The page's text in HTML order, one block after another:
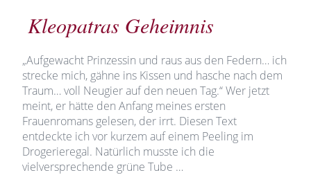
Kleopatras Geheimnis
„Aufgewacht Prinzessin und raus aus den Federn… ich
strecke mich, gähne ins Kissen und hasche nach dem
Traum… voll Neugier auf den neuen Tag.“ Wer jetzt
meint, er hätte den Anfang meines ersten
Frauenromans gelesen, der irrt. Diesen Text
entdeckte ich vor kurzem auf einem Peeling im
Drogerieregal. Natürlich musste ich die
vielversprechende grüne Tube …